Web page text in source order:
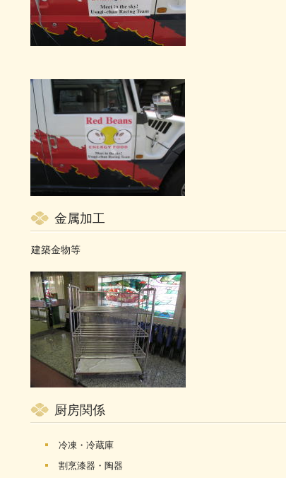
金属加工
建築金物等
厨房関係
冷凍・冷蔵庫
割烹漆器・陶器